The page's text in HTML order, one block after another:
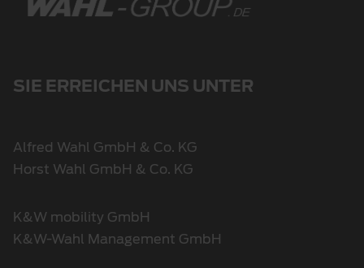
SIE ERREICHEN UNS UNTER
Alfred Wahl GmbH & Co. KG
Horst Wahl GmbH & Co. KG
K&W mobility GmbH
K&W-Wahl Management GmbH